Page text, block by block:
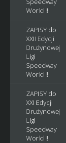
World !!!
ZAPISY do
XXII Edycji
Drużynowej
Ligi
Speedway
World !!!
ZAPISY do
XXI Edycji
Drużynowej
Ligi
Speedway
World !!!